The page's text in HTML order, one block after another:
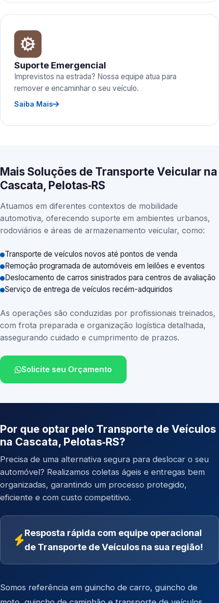
Suporte Emergencial
Imprevistos na estrada? Nossa equipe atua para
remover e encaminhar o seu veículo.
Saiba Mais
Mais Soluções de Transporte Veicular na
Cascata, Pelotas‑RS
Atuamos em diferentes contextos de mobilidade
automotiva, oferecendo suporte em ambientes urbanos,
rodoviários e áreas de armazenamento veicular, como:
Transporte de veículos novos até pontos de venda
Remoção programada de automóveis em leilões e eventos
Deslocamento de carros sinistrados para centros de avaliação
Serviço de entrega de veículos recém-adquiridos
As operações são conduzidas por profissionais treinados,
com frota preparada e organização logística detalhada,
assegurando cuidado e cumprimento de prazos.
Solicite seu Orçamento
Por que optar pelo Transporte de Veículos
na Cascata, Pelotas‑RS?
Precisa de uma alternativa segura para deslocar o seu
automóvel? Realizamos coletas ágeis e entregas bem
organizadas, garantindo um processo protegido,
eficiente e com custo competitivo.
Resposta rápida com equipe operacional
de Transporte de Veículos na sua região!
Somos referência em guincho de carro, guincho de